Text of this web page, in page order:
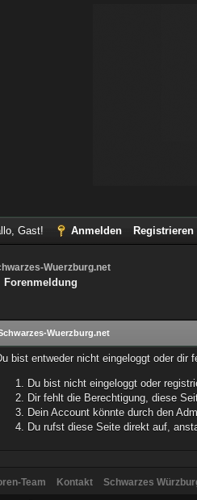
Gast! Anmelden Registrieren
Wuerzburg.net
Forenmeldung
Wuerzburg.net
bist entweder nicht eingeloggt oder dir
Du bist nicht eingeloggt oder
Dir fehlt die Berechtigung, diese
Dein Account könnte durch den
Du rufst diese Seite direkt auf,
Team Kontakt Schwarzes